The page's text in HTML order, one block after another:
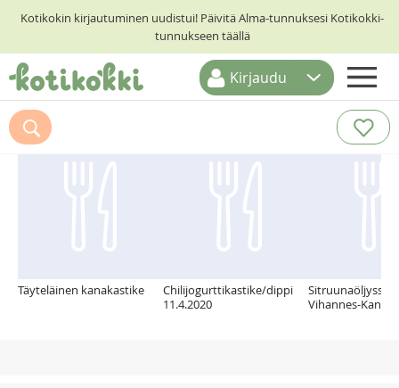
Kotikokin kirjautuminen uudistui! Päivitä Alma-tunnuksesi Kotikokki-
tunnukseen täällä
ETUSIVU
RESEPTIHAKU
Kirjaudu
Suosittelemme myös
Täyteläinen kanakastike
Chilijogurttikastike/dippi
11.4.2020
Sitruunaöljyssä
Vihannes-